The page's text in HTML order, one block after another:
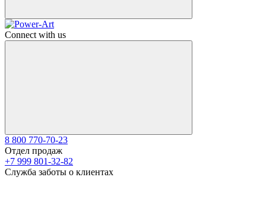
Connect with us
8 800 770-70-23
Отдел продаж
+7 999 801-32-82
Служба заботы о клиентах